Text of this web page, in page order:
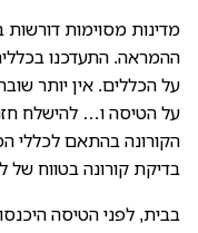
מדינות מסוימות
ההמראה. התעדכנו
על הכללים. אין יותר
על הטיסה ו… להישלח
הקורונה בהתאם לכללי
בדיקת קורונה בטווח של
בבית, לפני הטיסה